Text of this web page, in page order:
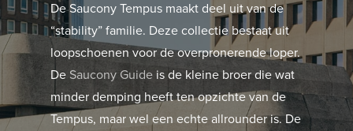
De Saucony Tempus maakt deel uit van de
“stability” familie. Deze collectie bestaat uit
loopschoenen voor de overpronerende loper.
De Saucony Guide is de kleine broer die wat
minder demping heeft ten opzichte van de
Tempus, maar wel een echte allrounder is. De